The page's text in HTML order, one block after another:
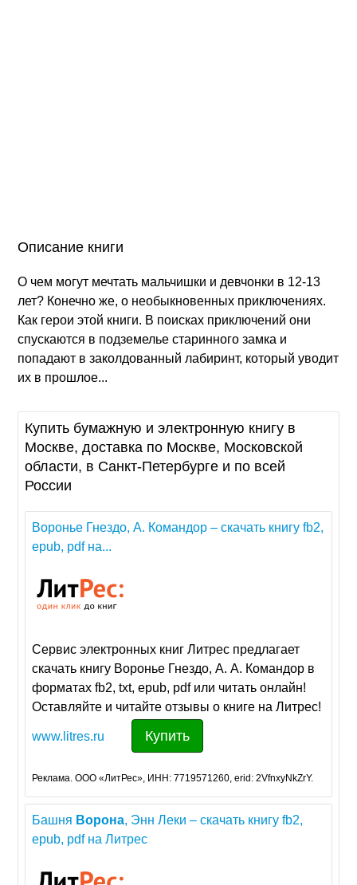
Описание книги
О чем могут мечтать мальчишки и девчонки в 12-13
лет? Конечно же, о необыкновенных приключениях.
Как герои этой книги. В поисках приключений они
спускаются в подземелье старинного замка и
попадают в заколдованный лабиринт, который уводит
их в прошлое...
Купить бумажную и электронную книгу в
Москве, доставка по Москве, Московской
области, в Санкт-Петербурге и по всей
России
Воронье Гнездо, А. Командор – скачать книгу fb2,
epub, pdf на...
Сервис электронных книг Литрес предлагает
скачать книгу Воронье Гнездо, А. А. Командор в
форматах fb2, txt, epub, pdf или читать онлайн!
Оставляйте и читайте отзывы о книге на Литрес!
www.litres.ru Купить
Реклама. ООО «ЛитРес», ИНН: 7719571260, erid: 2VfnxyNkZrY.
Башня Ворона, Энн Леки – скачать книгу fb2,
epub, pdf на Литрес